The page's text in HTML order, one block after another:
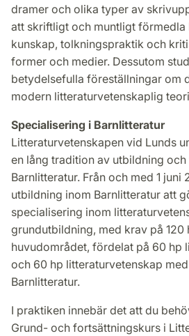
dramer och olika typer av
att skriftligt och muntligt förmedla
kunskap, tolkningspraktik och
former och medier. Dessutom
betydelsefulla föreställningar om
modern litteraturvetenskaplig
Specialisering i Barnlitteratur
Litteraturvetenskapen vid Lunds
en lång tradition av utbildning
Barnlitteratur. Från och med 1 juni
utbildning inom Barnlitteratur att
specialisering inom
grundutbildning, med krav på 120
huvudområdet, fördelat på 60 hp
och 60 hp litteraturvetenskap
Barnlitteratur.
I praktiken innebär det att du
Grund- och fortsättningskurs i